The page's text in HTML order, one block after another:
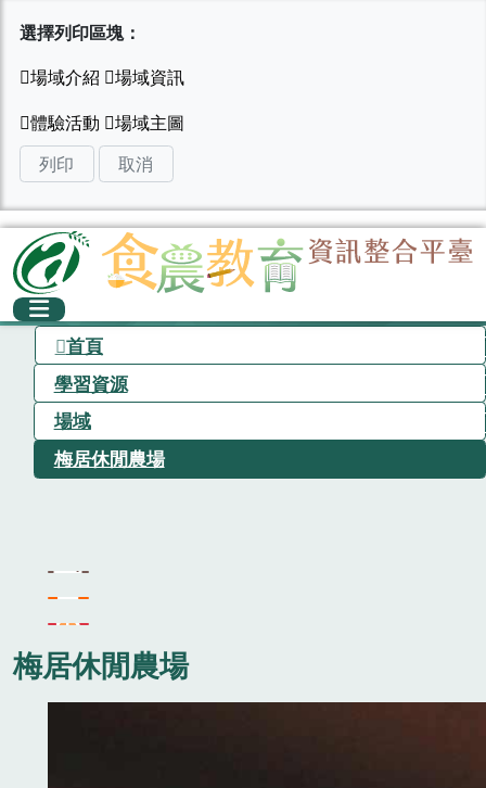
選擇列印區塊：
列印 取消
首頁
學習資源
場域
梅居休閒農場
梅居休閒農場